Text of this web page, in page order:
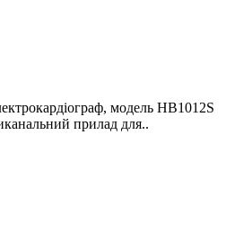
модель HB1012S
прилад для..